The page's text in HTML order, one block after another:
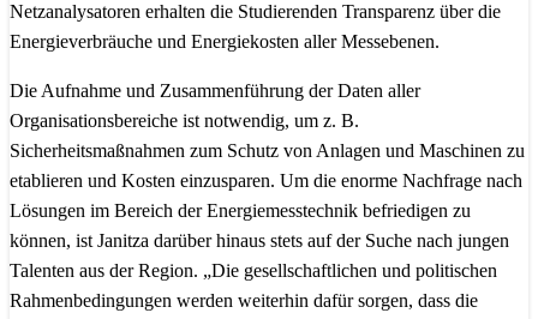
Netzanalysatoren erhalten die Studierenden Transparenz über die
Energieverbräuche und Energiekosten aller Messebenen.
Die Aufnahme und Zusammenführung der Daten aller
Organisationsbereiche ist notwendig, um z. B.
Sicherheitsmaßnahmen zum Schutz von Anlagen und Maschinen zu
etablieren und Kosten einzusparen. Um die enorme Nachfrage nach
Lösungen im Bereich der Energiemesstechnik befriedigen zu
können, ist Janitza darüber hinaus stets auf der Suche nach jungen
Talenten aus der Region. „Die gesellschaftlichen und politischen
Rahmenbedingungen werden weiterhin dafür sorgen, dass die